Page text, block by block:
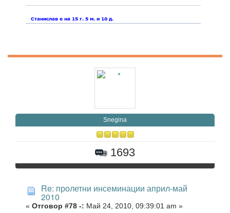
Snegina
1693
Re: пролетни инсеминации април-май
2010
« Отговор #78 -: Май 24, 2010, 09:39:01 am »